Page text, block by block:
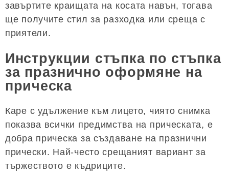
завъртите краищата на косата навън, тогава
ще получите стил за разходка или среща с
приятели.
Инструкции стъпка по стъпка
за празнично оформяне на
прическа
Каре с удължение към лицето, чиято снимка
показва всички предимства на прическата, е
добра прическа за създаване на празнични
прически. Най-често срещаният вариант за
тържеството е къдриците.